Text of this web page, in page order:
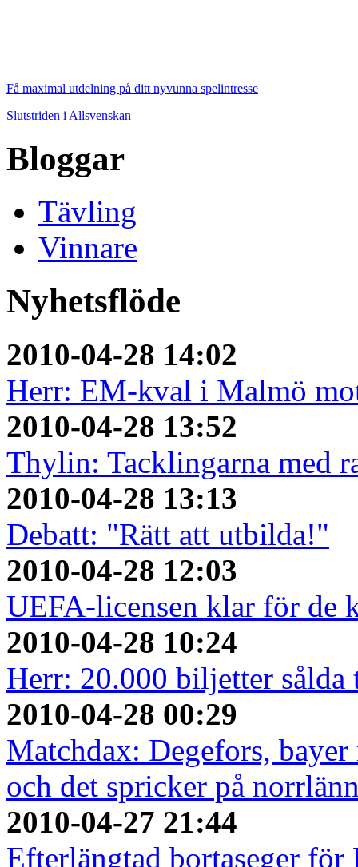
Få maximal utdelning på ditt nyvunna spelintresse
Slutstriden i Allsvenskan
Bloggar
Tävling
Vinnare
Nyhetsflöde
2010-04-28 14:02
Herr: EM-kval i Malmö
2010-04-28 13:52
Thylin: Tacklingarna med
2010-04-28 13:13
Debatt: "Rätt att utbilda!"
2010-04-28 12:03
UEFA-licensen klar för de
2010-04-28 10:24
Herr: 20.000 biljetter sålda
2010-04-28 00:29
Matchdax: Degefors,
och det spricker på
2010-04-27 21:44
Efterlängtad bortaseger för